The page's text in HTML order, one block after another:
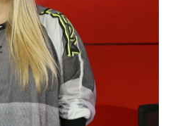
BOSCÁ